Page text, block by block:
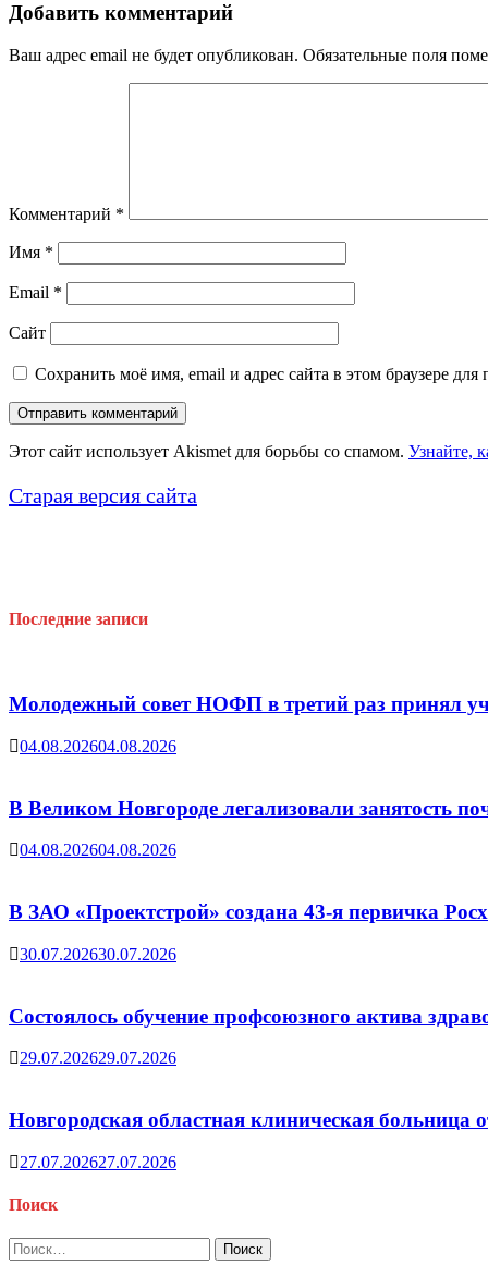
Добавить комментарий
Ваш адрес email не будет опубликован. Обязательные поля
Комментарий *
Имя *
Email *
Сайт
Сохранить моё имя, email и адрес сайта в этом браузере
Этот сайт использует Akismet для борьбы со спамом. Узнайте,
Старая версия сайта
Последние записи
Молодежный совет НОФП в третий раз принял
04.08.202604.08.2026
В Великом Новгороде легализовали занятость
04.08.202604.08.2026
В ЗАО «Проектстрой» создана 43-я первичка
30.07.202630.07.2026
Состоялось обучение профсоюзного актива
29.07.202629.07.2026
Новгородская областная клиническая больница
27.07.202627.07.2026
Поиск
Найти: